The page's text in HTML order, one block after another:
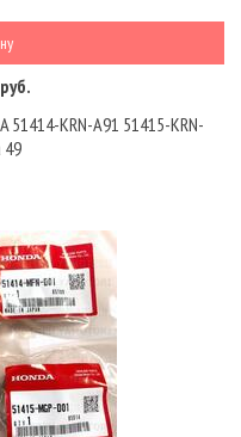
51414-KRN-A91 51415-KRN-
49